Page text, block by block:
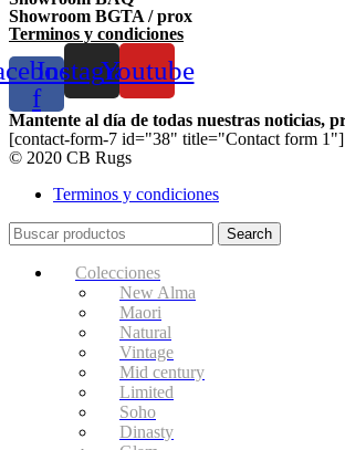
Showroom BGTA / prox
Terminos y condiciones
f
InstagramYoutube
Mantente al día de todas nuestras noticias,
[contact-form-7 id="38" title="Contact form 1"]
© 2020 CB Rugs
Terminos y condiciones
Search
Colecciones
New Alma
Maori
Natural
Vintage
Mid century
Limited
Soho
Dinasty